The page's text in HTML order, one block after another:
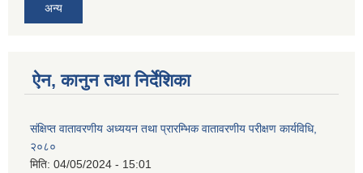
अन्य
ऐन, कानुन तथा निर्देशिका
संक्षिप्त वातावरणीय अध्ययन तथा प्रारम्भिक वातावरणीय परीक्षण कार्यविधि,
२०८०
मिति: 04/05/2024 - 15:01